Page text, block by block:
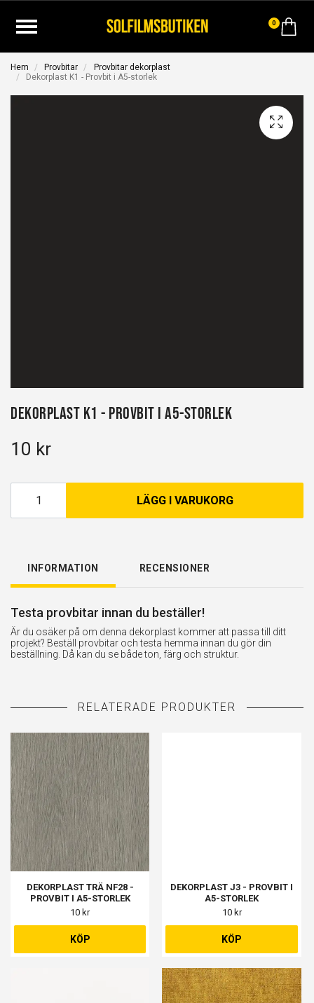
0
Hem Provbitar
Provbitar dekorplast
Dekorplast K1 - Provbit i A5-storlek
Dekorplast K1 - Provbit i A5-storlek
10 kr
LÄGG I VARUKORG
INFORMATION RECENSIONER
Testa provbitar innan du beställer!
Är du osäker på om denna dekorplast kommer att passa till ditt
projekt? Beställ provbitar och testa hemma innan du gör din
beställning. Då kan du se både ton, färg och struktur.
DEKORPLAST TRÄ NF28 -
PROVBIT I A5-STORLEK
10 kr
KÖP
DEKORPLAST J3 - PROVBIT I
A5-STORLEK
10 kr
KÖP